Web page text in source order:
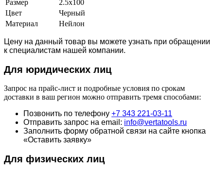
Размер
2.5х100
Цвет
Черный
Материал
Нейлон
Цену на данный товар вы можете узнать при обращении
к специалистам нашей компании.
Для юридических лиц
Запрос на прайс-лист и подробные условия по срокам
доставки в ваш регион можно отправить тремя способами:
Позвонить по телефону +7 343 221-03-11
Отправить запрос на email: info@vertatools.ru
Заполнить форму обратной связи на сайте кнопка
«Оставить заявку»
Для физических лиц